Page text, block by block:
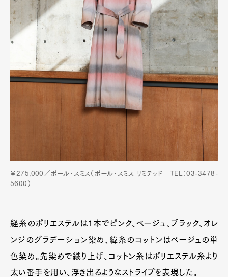
￥275,000／ポール・スミス（ポール・スミス リミテッド TEL：03-3478-
5600）
経糸のポリエステルは1本でピンク、ベージュ、ブラック、オレ
ンジのグラデーション染め、緯糸のコットンはベージュの単
色染め。先染めで織り上げ、コットン糸はポリエステル糸より
太い番手を用い、浮き出るようなストライプを表現した。